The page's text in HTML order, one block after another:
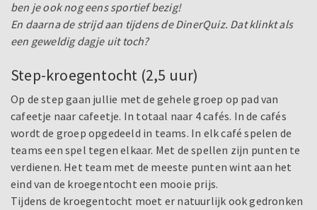
ben je ook nog eens sportief bezig!
En daarna de strijd aan tijdens de DinerQuiz. Dat klinkt als
een geweldig dagje uit toch?
Step-kroegentocht (2,5 uur)
Op de step gaan jullie met de gehele groep op pad van
cafeetje naar cafeetje. In totaal naar 4 cafés. In de cafés
wordt de groep opgedeeld in teams. In elk café spelen de
teams een spel tegen elkaar. Met de spellen zijn punten te
verdienen. Het team met de meeste punten wint aan het
eind van de kroegentocht een mooie prijs.
Tijdens de kroegentocht moet er natuurlijk ook gedronken